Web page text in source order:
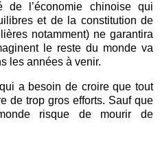
l’économie chinoise qui
et de la constitution de
notamment) ne garantira
le reste du monde va
les années à venir.
a besoin de croire que tout
de trop gros efforts. Sauf que
risque de mourir de